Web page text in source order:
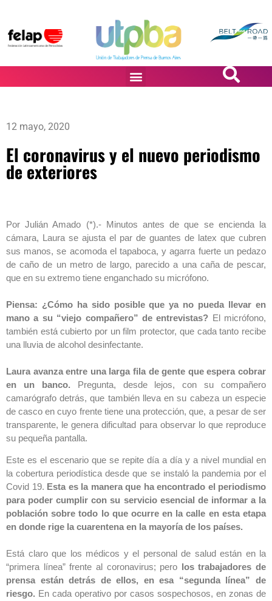
12 mayo, 2020
El coronavirus y el nuevo periodismo
de exteriores
Por Julián Amado (*).- Minutos antes de que se encienda la
cámara, Laura se ajusta el par de guantes de latex que cubren
sus manos, se acomoda el tapaboca, y agarra fuerte un pedazo
de caño de un metro de largo, parecido a una caña de pescar,
que en su extremo tiene enganchado su micrófono.
Piensa: ¿Cómo ha sido posible que ya no pueda llevar en
mano a su “viejo compañero” de entrevistas? El micrófono,
también está cubierto por un film protector, que cada tanto recibe
una lluvia de alcohol desinfectante.
Laura avanza entre una larga fila de gente que espera cobrar
en un banco. Pregunta, desde lejos, con su compañero
camarógrafo detrás, que también lleva en su cabeza un especie
de casco en cuyo frente tiene una protección, que, a pesar de ser
transparente, le genera dificultad para observar lo que reproduce
su pequeña pantalla.
Este es el escenario que se repite día a día y a nivel mundial en
la cobertura periodística desde que se instaló la pandemia por el
Covid 19. Esta es la manera que ha encontrado el periodismo
para poder cumplir con su servicio esencial de informar a la
población sobre todo lo que ocurre en la calle en esta etapa
en donde rige la cuarentena en la mayoría de los países.
Está claro que los médicos y el personal de salud están en la
“primera línea” frente al coronavirus; pero los trabajadores de
prensa están detrás de ellos, en esa “segunda línea” de
riesgo. En cada operativo por casos sospechosos, en zonas de